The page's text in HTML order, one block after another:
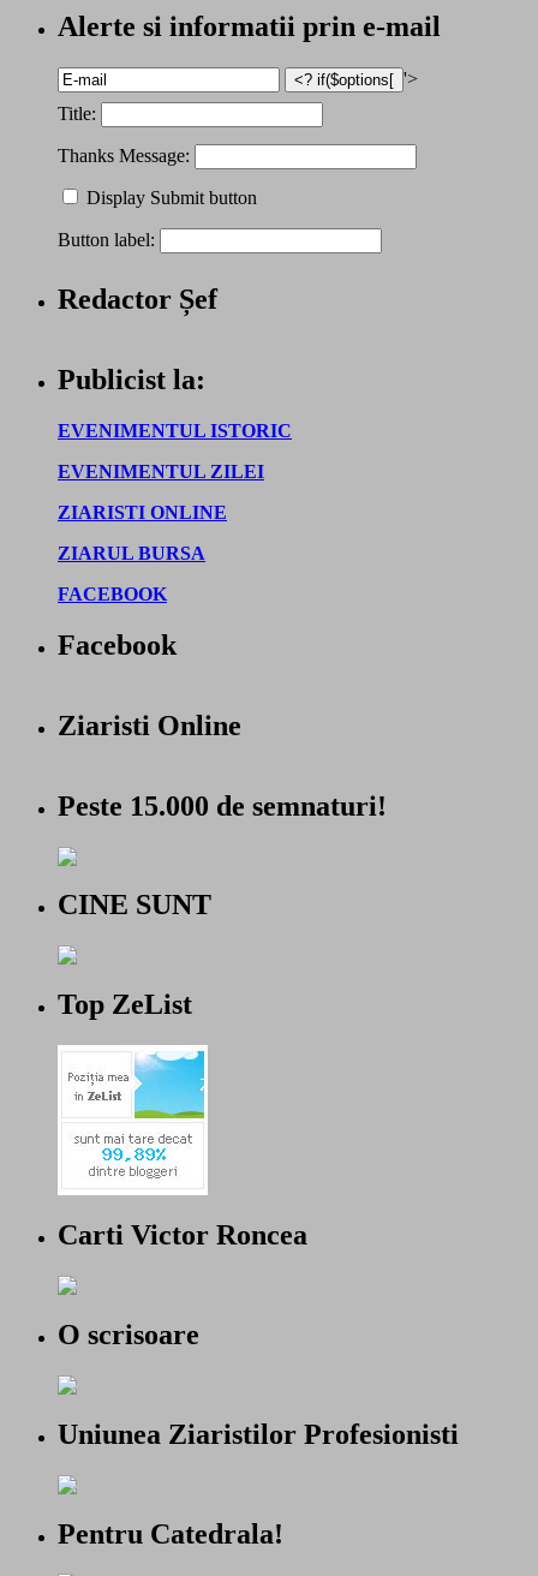
Alerte si informatii prin e-mail
'>
Title:
Thanks Message:
Display Submit button
Button label:
Redactor Șef
Publicist la:
EVENIMENTUL ISTORIC
EVENIMENTUL ZILEI
ZIARISTI ONLINE
ZIARUL BURSA
FACEBOOK
Facebook
Ziaristi Online
Peste 15.000 de semnaturi!
CINE SUNT
Top ZeList
Carti Victor Roncea
O scrisoare
Uniunea Ziaristilor Profesionisti
Pentru Catedrala!